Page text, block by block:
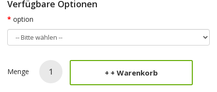
Verfügbare Optionen
option
Menge + Warenkorb